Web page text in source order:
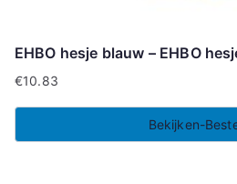
EHBO hesje blauw – EHBO
€10.83
Bekijken-